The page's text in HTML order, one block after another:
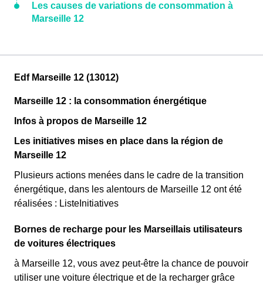
Les causes de variations de consommation à
Marseille 12
Edf Marseille 12 (13012)
Marseille 12 : la consommation énergétique
Infos à propos de Marseille 12
Les initiatives mises en place dans la région de
Marseille 12
Plusieurs actions menées dans le cadre de la transition
énergétique, dans les alentours de Marseille 12 ont été
réalisées : ListeInitiatives
Bornes de recharge pour les Marseillais utilisateurs
de voitures électriques
à Marseille 12, vous avez peut-être la chance de pouvoir
utiliser une voiture électrique et de la recharger grâce